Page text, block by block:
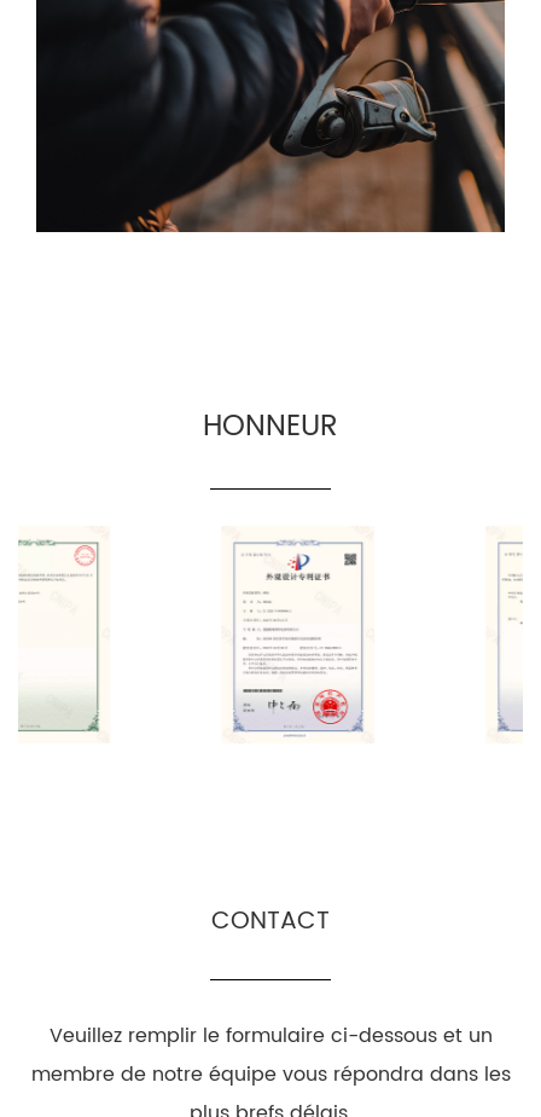
OEM et des produits. services de vente en gros
pour les fournisseurs d'engins de pêche, le
commerce électronique d'engins de pêche et
les fabricants transfrontaliers d'engins de
HONNEUR
CONTACT
Veuillez remplir le formulaire ci-dessous et un
membre de notre équipe vous répondra dans les